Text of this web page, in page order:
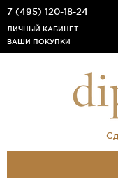
7 (495) 120-18-24
ЛИЧНЫЙ КАБИНЕТ
ВАШИ ПОКУПКИ